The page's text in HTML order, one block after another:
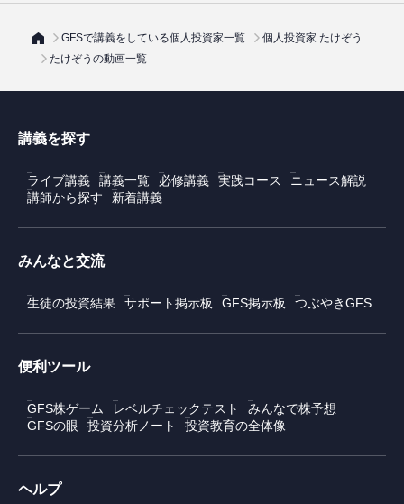
GFSで講義をしている個人投資家一覧
個人投資家 たけぞう
たけぞうの動画一覧
講義を探す
ライブ講義 講義一覧 必修講義 実践コース
ニュース解説
講師から探す
新着講義
みんなと交流
生徒の投資結果 サポート掲示板 GFS掲示板 つぶやきGFS
便利ツール
GFS株ゲーム レベルチェックテスト
みんなで株予想
GFSの眼
投資分析ノート 投資教育の全体像
ヘルプ